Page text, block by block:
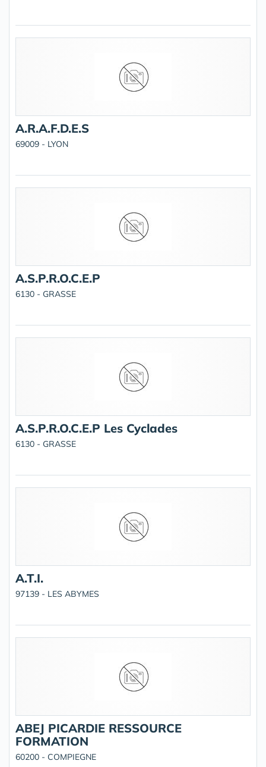
A.R.A.F.D.E.S
69009 - LYON
A.S.P.R.O.C.E.P
6130 - GRASSE
A.S.P.R.O.C.E.P Les Cyclades
6130 - GRASSE
A.T.I.
97139 - LES ABYMES
ABEJ PICARDIE RESSOURCE
FORMATION
60200 - COMPIEGNE